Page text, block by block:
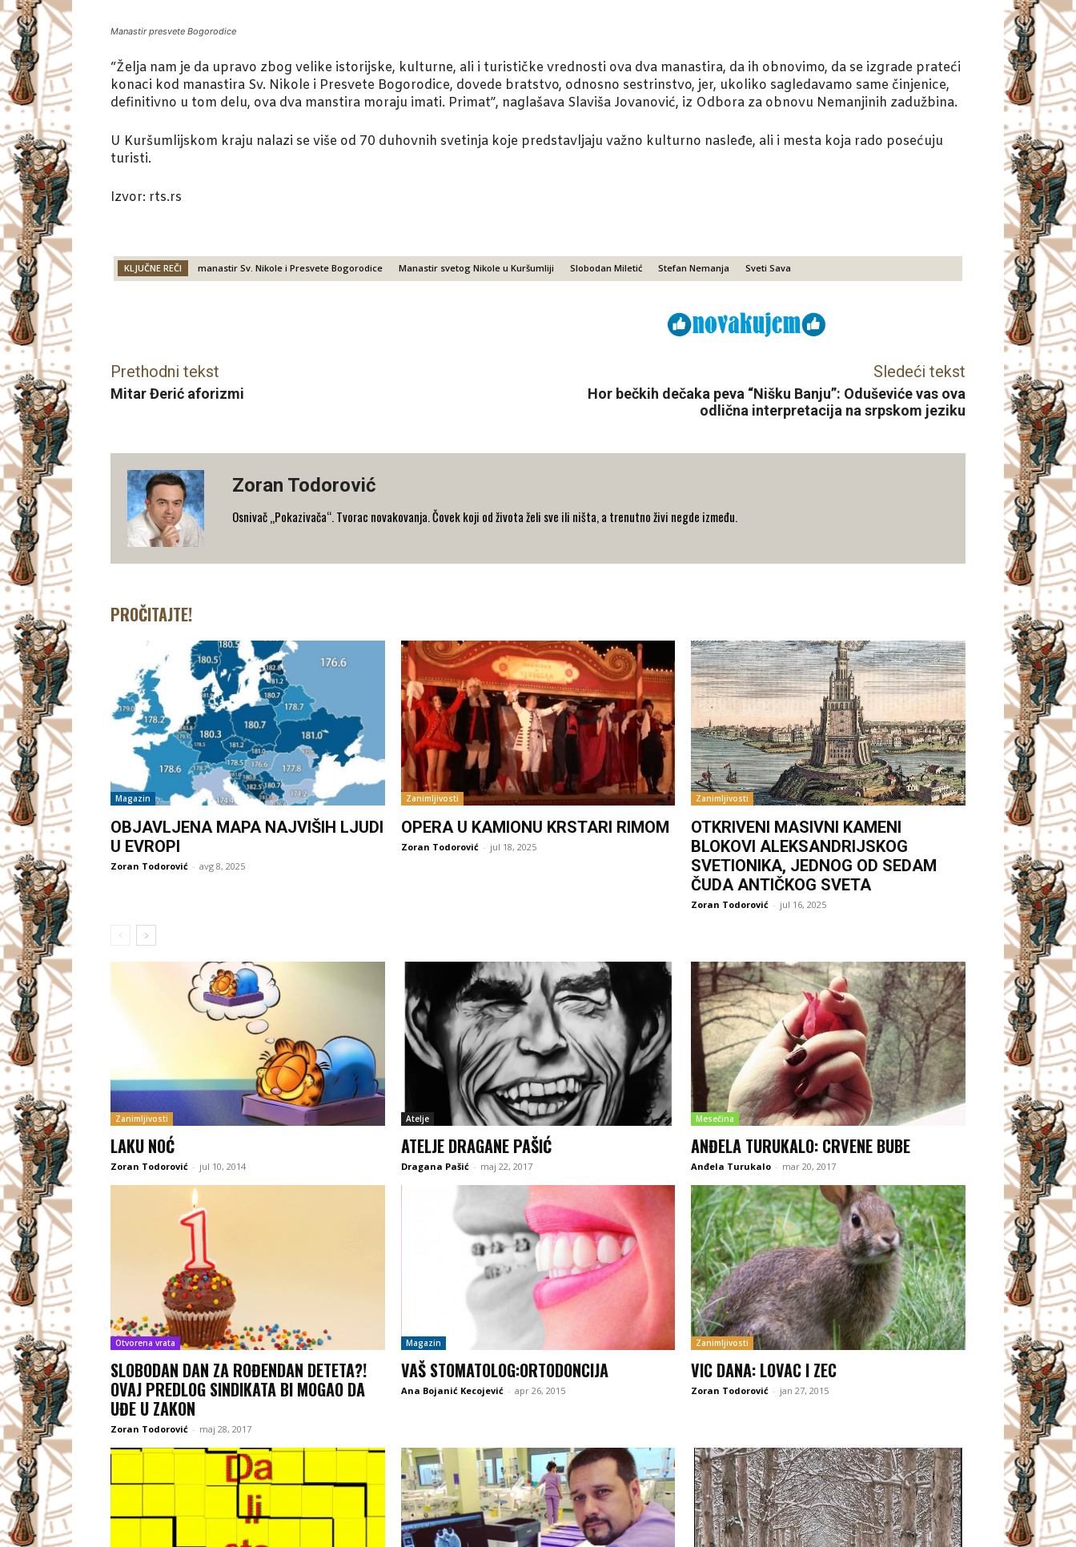
Manastir presvete Bogorodice
“Želja nam je da upravo zbog velike istorijske, kulturne, ali i turističke vrednosti ova dva manastira, da ih obnovimo, da se izgrade prateći
konaci kod manastira Sv. Nikole i Presvete Bogorodice, dovede bratstvo, odnosno sestrinstvo, jer, ukoliko sagledavamo same činjenice,
definitivno u tom delu, ova dva manstira moraju imati. Primat”, naglašava Slaviša Jovanović, iz Odbora za obnovu Nemanjinih zadužbina.
U Kuršumlijskom kraju nalazi se više od 70 duhovnih svetinja koje predstavljaju važno kulturno nasleđe, ali i mesta koja rado posećuju
turisti.
Izvor: rts.rs
KLJUČNE REČI manastir Sv. Nikole i Presvete Bogorodice Manastir svetog Nikole u Kuršumliji Slobodan Miletić Stefan Nemanja Sveti Sava
Prethodni tekst
Mitar Đerić aforizmi
Sledeći tekst
Hor bečkih dečaka peva “Nišku Banju”: Oduševiće vas ova
odlična interpretacija na srpskom jeziku
Zoran Todorović
Osnivač „Pokazivača“. Tvorac novakovanja. Čovek koji od života želi sve ili ništa, a trenutno živi negde između.
PROČITAJTE!
Magazin
OBJAVLJENA MAPA NAJVIŠIH LJUDI
U EVROPI
Zoran Todorović - avg 8, 2025
Zanimljivosti
OPERA U KAMIONU KRSTARI RIMOM
Zoran Todorović - jul 18, 2025
Zanimljivosti
OTKRIVENI MASIVNI KAMENI
BLOKOVI ALEKSANDRIJSKOG
SVETIONIKA, JEDNOG OD SEDAM
ČUDA ANTIČKOG SVETA
Zoran Todorović - jul 16, 2025
Zanimljivosti
LAKU NOĆ
Zoran Todorović - jul 10, 2014
Atelje
ATELJE DRAGANE PAŠIĆ
Dragana Pašić - maj 22, 2017
Mesečina
ANĐELA TURUKALO: CRVENE BUBE
Anđela Turukalo - mar 20, 2017
Otvorena vrata
SLOBODAN DAN ZA ROĐENDAN DETETA?!
OVAJ PREDLOG SINDIKATA BI MOGAO DA
UĐE U ZAKON
Zoran Todorović - maj 28, 2017
Magazin
VAŠ STOMATOLOG:ORTODONCIJA
Ana Bojanić Kecojević - apr 26, 2015
Zanimljivosti
VIC DANA: LOVAC I ZEC
Zoran Todorović - jan 27, 2015